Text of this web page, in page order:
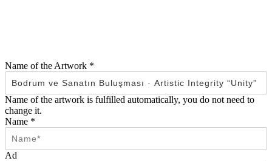
Name of the Artwork *
Name of the artwork is fulfilled automatically, you do not need to
change it.
Name *
Ad